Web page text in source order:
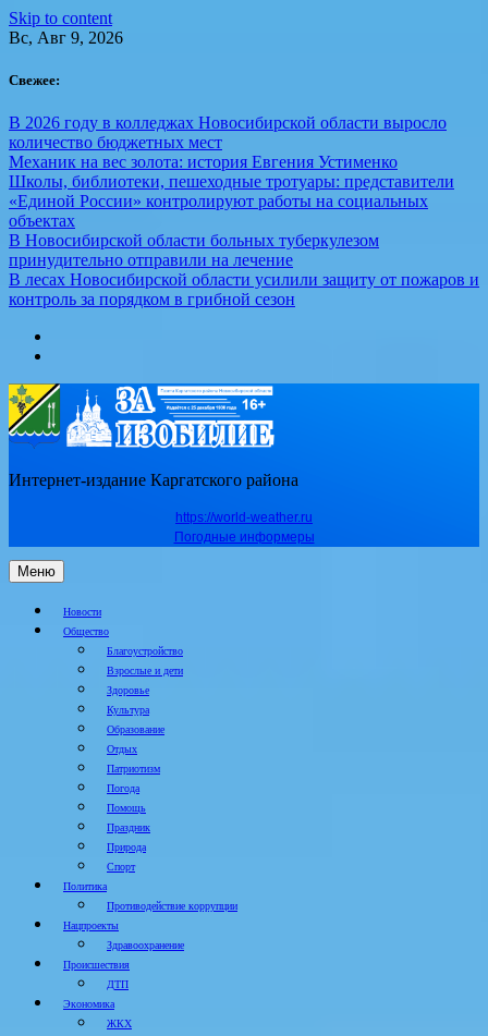
Skip to content
Вс, Авг 9, 2026
Свежее:
В 2026 году в колледжах Новосибирской области выросло
количество бюджетных мест
Механик на вес золота: история Евгения Устименко
Школы, библиотеки, пешеходные тротуары: представители
«Единой России» контролируют работы на социальных
объектах
В Новосибирской области больных туберкулезом
принудительно отправили на лечение
В лесах Новосибирской области усилили защиту от пожаров и
контроль за порядком в грибной сезон
Интернет-издание Каргатского района
https://world-weather.ru
Погодные информеры
Меню
Новости
Общество
Благоустройство
Взрослые и дети
Здоровье
Культура
Образование
Отдых
Патриотизм
Погода
Помощь
Праздник
Природа
Спорт
Политика
Противодействие коррупции
Нацпроекты
Здравоохранение
Происшествия
ДТП
Экономика
ЖКХ